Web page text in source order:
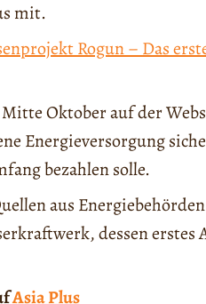
mit.
Rogun – Das
Oktober auf der
Energieversorgung
bezahlen solle.
aus
dessen erstes
Asia Plus